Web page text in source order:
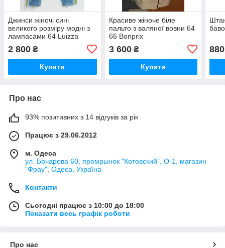
Джинси жіночі сині
великого розміру модні з
лампасами 64 Luizza
2 800 ₴
Купити
Красиве жіноче біле
пальто з валяної вовни 64
66 Bonprix
3 600₴
Купити
880
Про нас
93% позитивних з 14 відгуків за рік
Працює з 29.06.2012
м. Одеса
ул. Бочарова 60, промрынок "Котовский", О-1, магазин
"Фрау", Одеса, Україна
Контакти
Сьогодні працює з 10:00 до 18:00
Показати весь графік роботи
Про нас